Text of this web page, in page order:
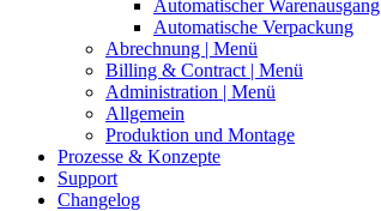
Automatischer Warenausgang
Automatische Verpackung
Abrechnung | Menü
Billing & Contract | Menü
Administration | Menü
Allgemein
Produktion und Montage
Prozesse & Konzepte
Support
Changelog